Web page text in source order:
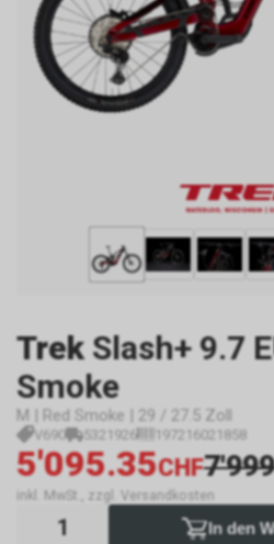
Trek Slash+ 9.7
Smoke
M | Red Smoke | 29 / 27.5 Zoll
V690 5321926 197216021858
5'095.35CHF
inkl. MwSt., zzgl. Versandkosten
In den